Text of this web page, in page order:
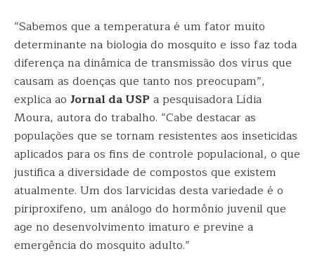
“Sabemos que a temperatura é um fator muito
determinante na biologia do mosquito e isso faz toda
diferença na dinâmica de transmissão dos vírus que
causam as doenças que tanto nos preocupam”,
explica ao Jornal da USPa pesquisadora Lídia
Moura, autora do trabalho. “Cabe destacar as
populações que se tornam resistentes aos inseticidas
aplicados para os fins de controle populacional, o que
justifica a diversidade de compostos que existem
atualmente. Um dos larvicidas desta variedade é o
piriproxifeno, um análogo do hormônio juvenil que
age no desenvolvimento imaturo e previne a
emergência do mosquito adulto.”